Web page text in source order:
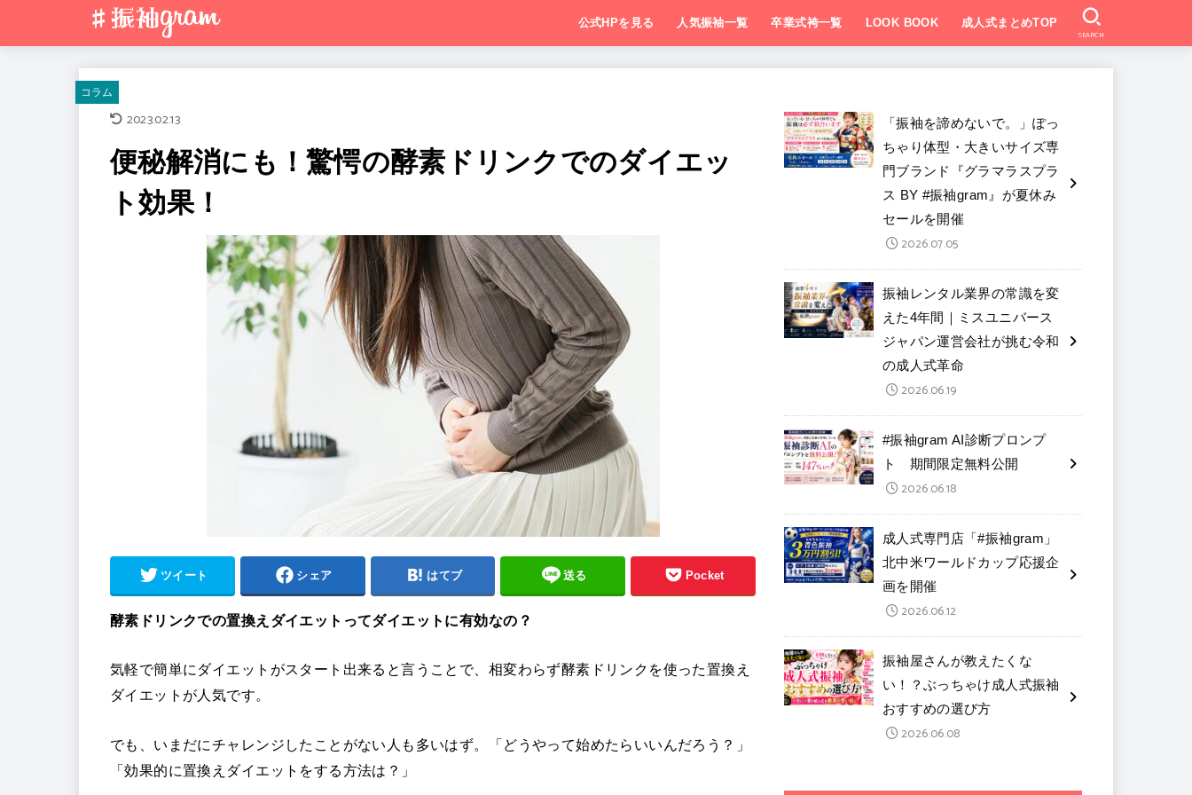
公式HPを見る 人気振袖一覧 卒業式袴一覧 LOOK BOOK 成人式まとめTOP
SEARCH
コラム
2023.02.13
便秘解消にも！驚愕の酵素ドリンクでのダイエッ
ト効果！
ツイート シェア はてブ 送る Pocket
酵素ドリンクでの置換えダイエットってダイエットに有効なの？
気軽で簡単にダイエットがスタート出来ると言うことで、相変わらず酵素ドリンクを使った置換え
ダイエットが人気です。
でも、いまだにチャレンジしたことがない人も多いはず。「どうやって始めたらいいんだろう？」
「効果的に置換えダイエットをする方法は？」
「振袖を諦めないで。」ぽっ
ちゃり体型・大きいサイズ専
門ブランド『グラマラスプラ
ス BY #振袖gram』が夏休み
セールを開催
2026.07.05
振袖レンタル業界の常識を変
えた4年間｜ミスユニバース
ジャパン運営会社が挑む令和
の成人式革命
2026.06.19
#振袖gram AI診断プロンプ
ト 期間限定無料公開
2026.06.18
成人式専門店「#振袖gram」
北中米ワールドカップ応援企
画を開催
2026.06.12
振袖屋さんが教えたくな
い！？ぶっちゃけ成人式振袖
おすすめの選び方
2026.06.08